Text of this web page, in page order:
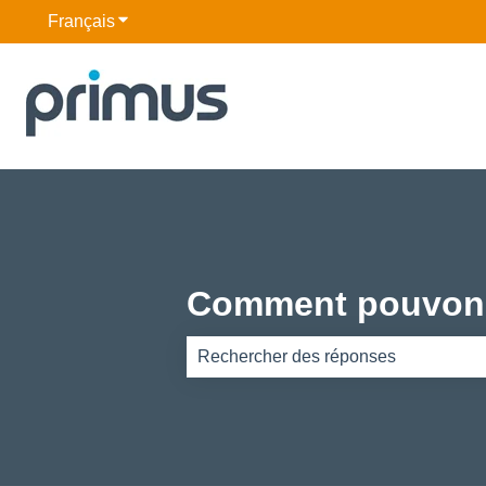
FrançaisAfficher le sous-menu pour les traductions
Comment